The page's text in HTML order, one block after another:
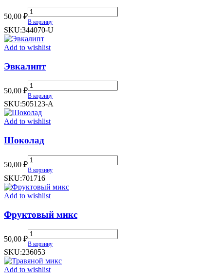
50,00 ₽
Яблоко
quantity
В корзину
SKU:344070-U
Add to wishlist
Эвкалипт
50,00 ₽
Эвкалипт
quantity
В корзину
SKU:505123-A
Add to wishlist
Шоколад
50,00 ₽
Шоколад
quantity
В корзину
SKU:701716
Add to wishlist
Фруктовый микс
50,00 ₽
Фруктовый
микс
quantity
В корзину
SKU:236053
Add to wishlist